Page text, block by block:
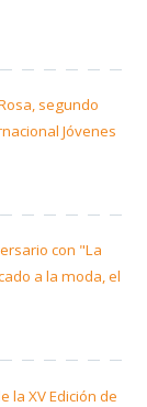
segundo
Jóvenes
con "La
a la moda, el
la XV Edición de